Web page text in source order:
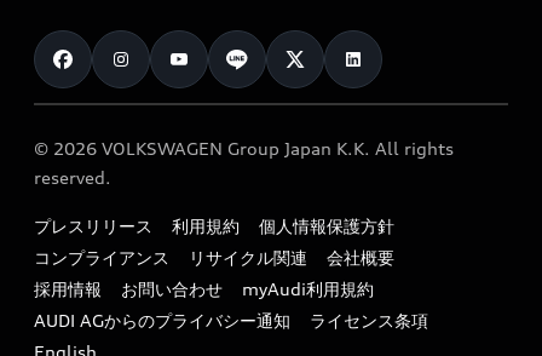
カタログ一覧
車検 / 定期点検
e-tronアフターサポート
myAudi
クオリティ
保証
メンテナンス
ファイナンス
キャンペーン / イベント
買取査定
お知らせ
オーナー様向けキャンペーン
特定整備適用車一覧
リサイクル法
よくある質問（FAQ）
© 2026 VOLKSWAGEN Group Japan K.K. All rights
reserved.
プレスリリース 利用規約
個人情報保護方針
コンプライアンス
リサイクル関連
会社概要
採用情報
お問い合わせ
myAudi利用規約
AUDI AGからのプライバシー通知
ライセンス条項
English